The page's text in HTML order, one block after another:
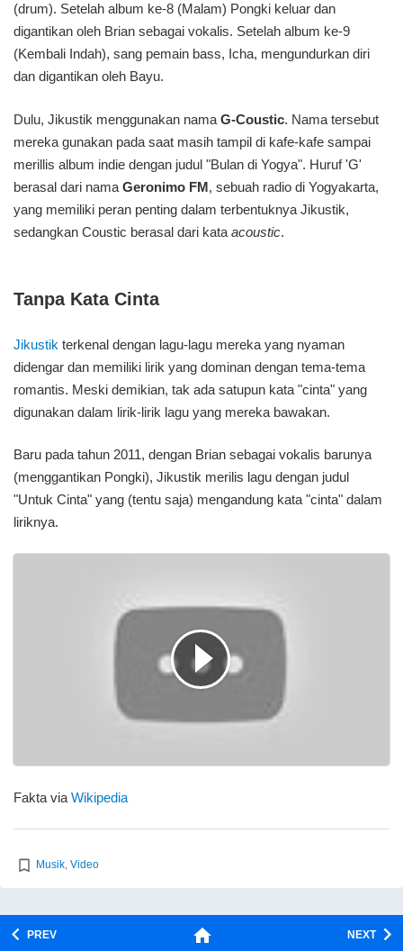
(drum). Setelah album ke-8 (Malam) Pongki keluar dan
digantikan oleh Brian sebagai vokalis. Setelah album ke-9
(Kembali Indah), sang pemain bass, Icha, mengundurkan diri
dan digantikan oleh Bayu.
Dulu, Jikustik menggunakan nama G-Coustic. Nama tersebut
mereka gunakan pada saat masih tampil di kafe-kafe sampai
merillis album indie dengan judul "Bulan di Yogya". Huruf 'G'
berasal dari nama Geronimo FM, sebuah radio di Yogyakarta,
yang memiliki peran penting dalam terbentuknya Jikustik,
sedangkan Coustic berasal dari kata acoustic.
Tanpa Kata Cinta
Jikustik terkenal dengan lagu-lagu mereka yang nyaman
didengar dan memiliki lirik yang dominan dengan tema-tema
romantis. Meski demikian, tak ada satupun kata "cinta" yang
digunakan dalam lirik-lirik lagu yang mereka bawakan.
Baru pada tahun 2011, dengan Brian sebagai vokalis barunya
(menggantikan Pongki), Jikustik merilis lagu dengan judul
"Untuk Cinta" yang (tentu saja) mengandung kata "cinta" dalam
liriknya.
Fakta via Wikipedia
Musik, Video
PREV NEXT